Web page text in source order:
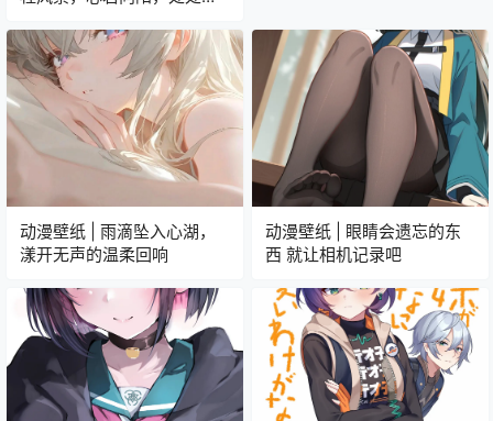
动漫壁纸 | 雨滴坠入心湖，
漾开无声的温柔回响
动漫壁纸 | 眼睛会遗忘的东
西 就让相机记录吧